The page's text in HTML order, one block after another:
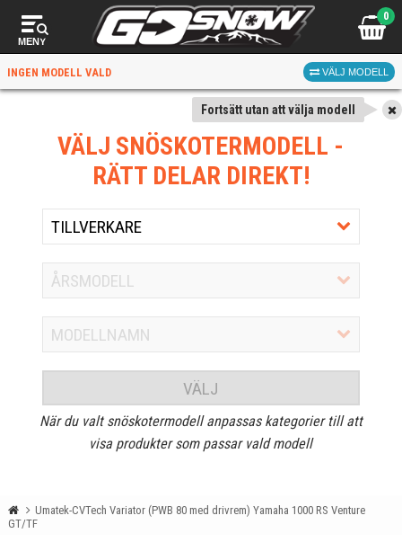
MENY
0
INGEN MODELL VALD VÄLJ MODELL
Fortsätt utan att välja modell
VÄLJ SNÖSKOTERMODELL -
RÄTT DELAR DIREKT!
VÄLJ
När du valt snöskotermodell anpassas kategorier till att
visa produkter som passar vald modell
Umatek-CVTech Variator (PWB 80 med drivrem) Yamaha 1000 RS Venture
GT/TF